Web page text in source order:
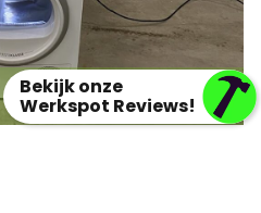
Bekijk onze
Werkspot Reviews!